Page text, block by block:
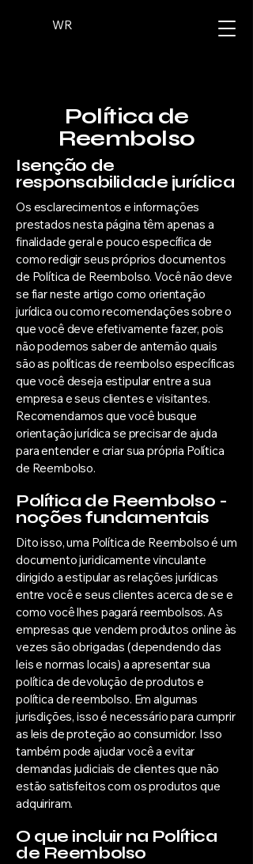
WR
Política de
Reembolso
Isenção de
responsabilidade jurídica
Os esclarecimentos e informações
prestados nesta página têm apenas a
finalidade geral e pouco específica de
como redigir seus próprios documentos
de Política de Reembolso. Você não deve
se fiar neste artigo como orientação
jurídica ou como recomendações sobre o
que você deve efetivamente fazer, pois
não podemos saber de antemão quais
são as políticas de reembolso específicas
que você deseja estipular entre a sua
empresa e seus clientes e visitantes.
Recomendamos que você busque
orientação jurídica se precisar de ajuda
para entender e criar sua própria Política
de Reembolso.
Política de Reembolso -
noções fundamentais
Dito isso, uma Política de Reembolso é um
documento juridicamente vinculante
dirigido a estipular as relações jurídicas
entre você e seus clientes acerca de se e
como você lhes pagará reembolsos. As
empresas que vendem produtos online às
vezes são obrigadas (dependendo das
leis e normas locais) a apresentar sua
política de devolução de produtos e
política de reembolso. Em algumas
jurisdições, isso é necessário para cumprir
as leis de proteção ao consumidor. Isso
também pode ajudar você a evitar
demandas judiciais de clientes que não
estão satisfeitos com os produtos que
adquiriram.
O que incluir na Política
de Reembolso